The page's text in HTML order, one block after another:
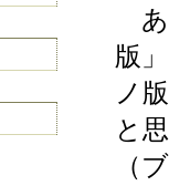
あ
版
ノ
と
（